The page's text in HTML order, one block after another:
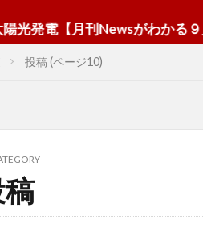
【月刊Newsがわかる９月号】
投稿 (ページ10)